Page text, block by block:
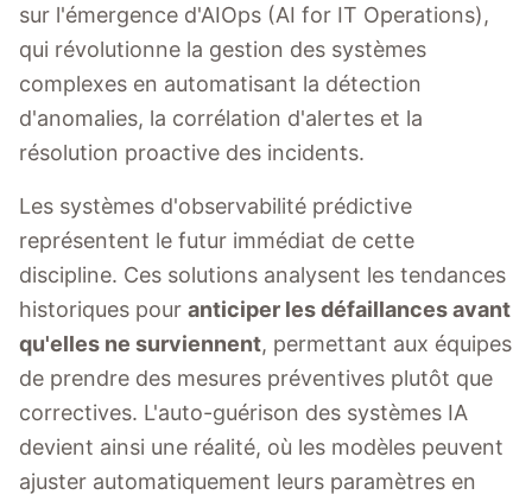
sur l'émergence d'AIOps (AI for IT Operations),
qui révolutionne la gestion des systèmes
complexes en automatisant la détection
d'anomalies, la corrélation d'alertes et la
résolution proactive des incidents.
Les systèmes d'observabilité prédictive
représentent le futur immédiat de cette
discipline. Ces solutions analysent les tendances
historiques pour anticiper les défaillances avant
qu'elles ne surviennent, permettant aux équipes
de prendre des mesures préventives plutôt que
correctives. L'auto-guérison des systèmes IA
devient ainsi une réalité, où les modèles peuvent
ajuster automatiquement leurs paramètres en